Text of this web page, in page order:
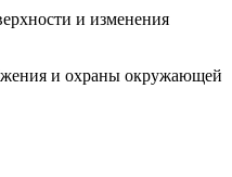
и изменения
и охраны окружающей